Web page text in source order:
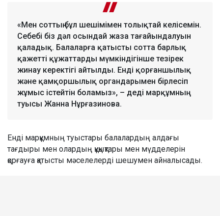
«Мен соттың бұл шешімімен толықтай келісемін.
Себебі біз дәл осындай жаза тағайындалуын
қаладық. Балаларға қатысты сотта барлық
қажетті құжаттарды мүмкіндігінше тезірек
жинау керектігі айтылды. Енді қорғаншылық
және қамқоршылық органдарымен бірлесіп
жұмыс істейтін боламыз», – деді марқұмның
туысы Жанна Нұрғазинова.
Енді марқұмның туыстары балалардың алдағы
тағдыры мен олардың құқықтары мен мүдделерін
қорғауға қатысты мәселелерді шешумен айналысады.